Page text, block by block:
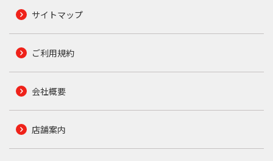
サイトマップ
ご利用規約
会社概要
店舗案内